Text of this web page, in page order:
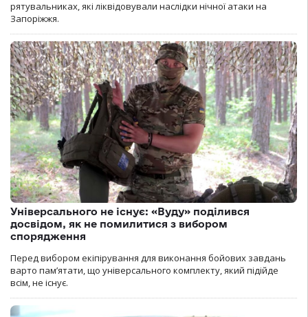
рятувальниках, які ліквідовували наслідки нічної атаки на
Запоріжжя.
Універсального не існує: «Вуду» поділився
досвідом, як не помилитися з вибором
спорядження
Перед вибором екіпірування для виконання бойових завдань
варто пам’ятати, що універсального комплекту, який підійде
всім, не існує.